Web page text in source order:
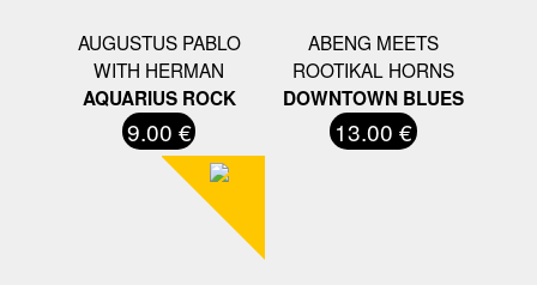
AUGUSTUS PABLO
WITH HERMAN
AQUARIUS ROCK
9.00 €
ABENG MEETS
ROOTIKAL HORNS
DOWNTOWN BLUES
13.00 €